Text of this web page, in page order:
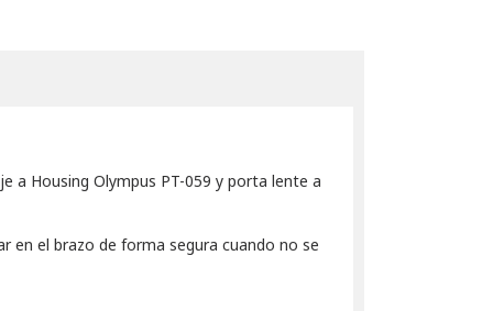
a Housing Olympus PT-059 y porta lente a
en el brazo de forma segura cuando no se